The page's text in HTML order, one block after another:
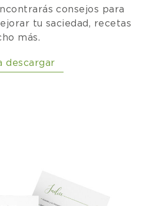
consejos para
tu saciedad, recetas
más.
descargar